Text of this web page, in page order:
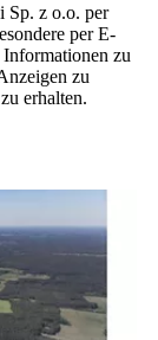
z o.o. per
per E-
zu
zu
erhalten.